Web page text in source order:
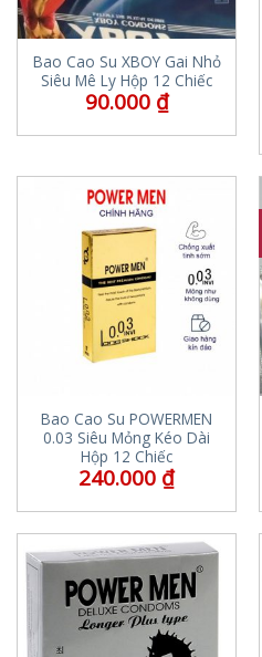
Bao Cao Su XBOY Gai Nhỏ
Siêu Mê Ly Hộp 12 Chiếc
90.000 ₫
Bao Cao Su POWERMEN
0.03 Siêu Mỏng Kéo Dài
Hộp 12 Chiếc
240.000 ₫